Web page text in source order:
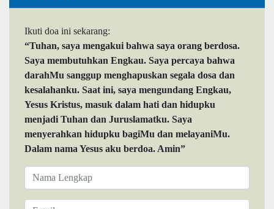
Ikuti doa ini sekarang:
“Tuhan, saya mengakui bahwa saya orang berdosa.
Saya membutuhkan Engkau. Saya percaya bahwa
darahMu sanggup menghapuskan segala dosa dan
kesalahanku. Saat ini, saya mengundang Engkau,
Yesus Kristus, masuk dalam hati dan hidupku
menjadi Tuhan dan Juruslamatku. Saya
menyerahkan hidupku bagiMu dan melayaniMu.
Dalam nama Yesus aku berdoa. Amin”